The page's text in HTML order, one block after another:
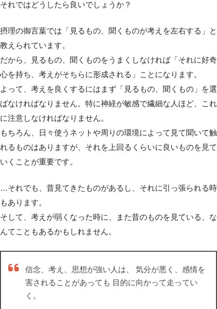
それではどうしたら良いでしょうか？
摂理の御言葉では「見るもの、聞くものが考えを左右する」と
教えられています。
だから、見るもの、聞くものをうまくしなければ「それに好奇
心を持ち、考えがそちらに形成される」ことになります。
よって、考えを良くするにはまず「見るもの、聞くもの」を選
ばなければなりません。特に神経が敏感で繊細な人ほど、これ
に注意しなければなりません。
もちろん、日々使うネットや周りの環境によって見て聞いて触
れるものはありますが、それを上回るくらいに良いものを見て
いくことが重要です。
…それでも、昔見てきたものがあるし、それに引っ張られる時
もあります。
そして、考えが弱くなった時に、また昔のものを見ている、な
んてこともあるかもしれません。
信念、考え、思想が強い人は、 気分が悪く、感情を
害されることがあっても 目的に向かって走ってい
く。